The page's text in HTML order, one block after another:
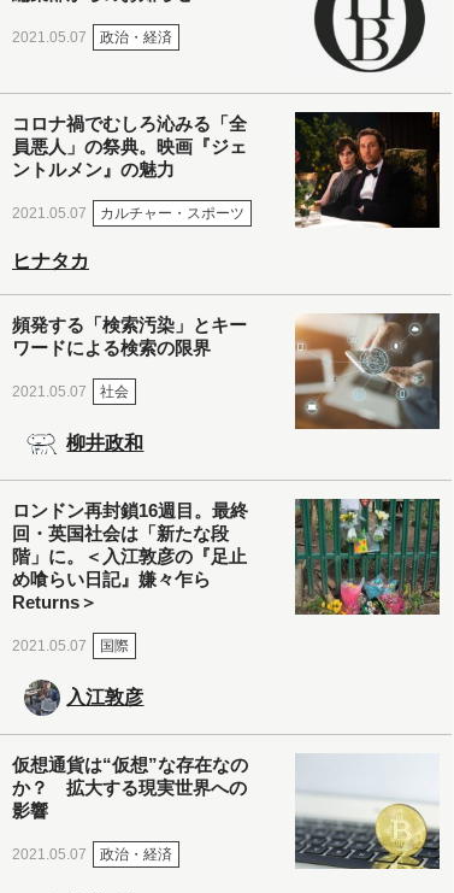
2021.05.07 政治・経済
コロナ禍でむしろ沁みる「全
員悪人」の祭典。映画『ジェ
ントルメン』の魅力
2021.05.07 カルチャー・スポーツ
ヒナタカ
頻発する「検索汚染」とキー
ワードによる検索の限界
2021.05.07 社会
柳井政和
ロンドン再封鎖16週目。最終
回・英国社会は「新たな段
階」に。＜入江敦彦の『足止
め喰らい日記』嫌々乍ら
Returns＞
2021.05.07 国際
入江敦彦
仮想通貨は“仮想”な存在なの
か？ 拡大する現実世界への
影響
2021.05.07 政治・経済